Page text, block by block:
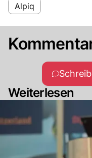
Alpiq
Weiterlesen